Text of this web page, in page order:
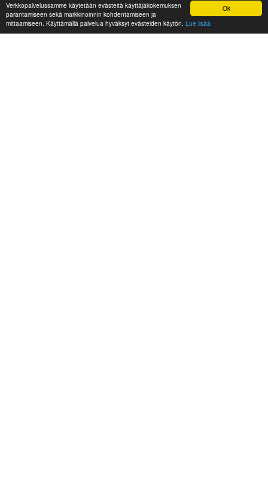
Ok
Verkkopalvelussamme käytetään evästeitä käyttäjäkokemuksen
parantamiseen sekä markkinoinnin kohdentamiseen ja
mittaamiseen. Käyttämällä palvelua hyväksyt evästeiden käytön. Lue lisää